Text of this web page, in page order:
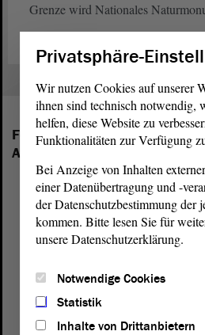
Grenze wird Nationales
Folgende Fraktionen sind im
Anhalt vertreten:
Privatsphäre-
Wir nutzen Cookies auf unserer
ihnen sind technisch notwendig,
helfen, diese Website zu
Funktionalitäten zur Verfügung
Bei Anzeige von Inhalten
einer Datenübertragung und -
der Datenschutzbestimmung der
kommen. Bitte lesen Sie für
unsere Datenschutzerklärung.
Notwendige Cookies
Statistik
Inhalte von Drittanbietern